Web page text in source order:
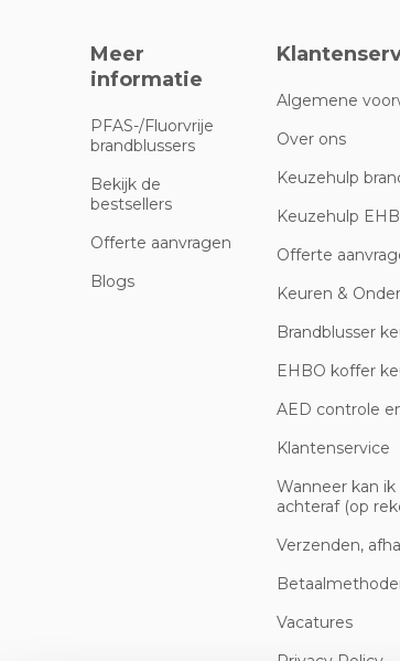
Meer
informatie
PFAS-/Fluorvrije
brandblussers
Bekijk de
bestsellers
Offerte aanvragen
Blogs
Algemene
Over ons
Keuzehulp
Keuzehulp
Offerte
Keuren &
Brandblusser
EHBO koffer
AED controle
Klantenservice
Wanneer kan
achteraf (op
Verzenden,
Vacatures